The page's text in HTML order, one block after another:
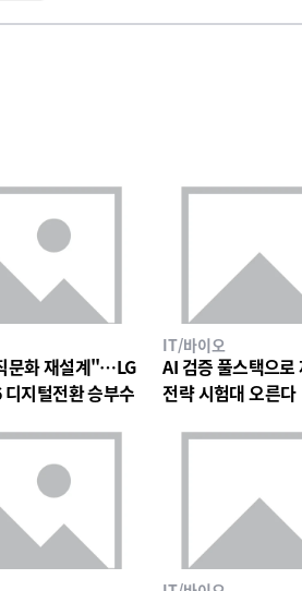
문화 재설계"…LG
지털전환 승부수
IT/바이오
AI 검증 풀스택으로
전략 시험대 오른다